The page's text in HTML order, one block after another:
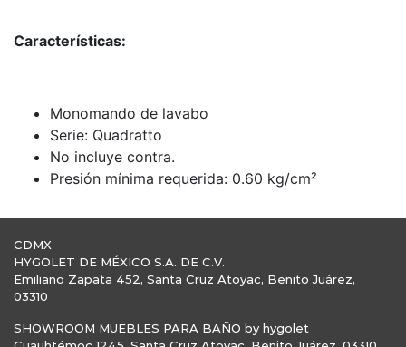
Características:
Monomando de lavabo
Serie: Quadratto
No incluye contra.
Presión mínima requerida: 0.60 kg/cm²
CDMX
HYGOLET DE MÉXICO S.A. DE C.V.
Emiliano Zapata 452, Santa Cruz Atoyac, Benito Juárez,
03310
SHOWROOM MUEBLES PARA BAÑO by hygolet